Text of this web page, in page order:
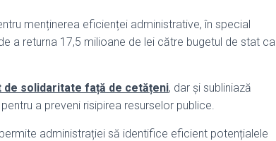
menținerea eficienței administrative, în special
a returna 17,5 milioane de lei către bugetul de stat ca
de solidaritate față de cetățeni, dar și subliniază
a preveni risipirea resurselor publice.
administrației să identifice eficient potențialele